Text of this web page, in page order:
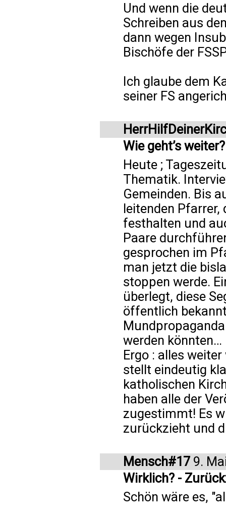
Und wenn die
Schreiben aus
dann wegen
Bischöfe der
Ich glaube dem
seiner FS
Wie geht’s weiter?
Heute ;
Thematik.
Gemeinden. Bis
leitenden Pfarrer,
festhalten und
Paare
gesprochen im
man jetzt die
stoppen werde.
überlegt, diese
öffentlich
werden könnten…
Ergo : alles
stellt eindeutig
katholischen
haben alle der
zugestimmt! Es
zurückzieht und
Mensch#17 9.
Wirklich? -
Schön wäre es,